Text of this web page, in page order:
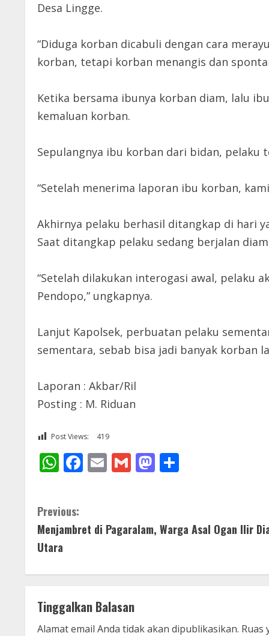
Desa Lingge.
“Diduga korban dicabuli dengan cara
korban, tetapi korban menangis dan
Ketika bersama ibunya korban diam, lalu
kemaluan korban.
Sepulangnya ibu korban dari bidan, pelaku
“Setelah menerima laporan ibu korban,
Akhirnya pelaku berhasil ditangkap di hari
Saat ditangkap pelaku sedang berjalan
“Setelah dilakukan interogasi awal, pelaku
Pendopo,” ungkapnya.
Lanjut Kapolsek, perbuatan pelaku
sementara, sebab bisa jadi banyak korban
Laporan : Akbar/Ril
Posting : M. Riduan
Post Views: 419
WhatsApp
Facebook
EmailGmailMastodon
C
o
i
Previous:
Menjambret di Pagaralam, Warga Asal Ogan Ilir
Utara
Tinggalkan Balasan
Alamat email Anda tidak akan dipublikasikan. Ruas